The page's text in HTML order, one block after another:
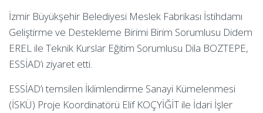
İzmir Büyükşehir Belediyesi Meslek Fabrikası İstihdamı
Geliştirme ve Destekleme Birimi Birim Sorumlusu Didem
EREL ile Teknik Kurslar Eğitim Sorumlusu Dila BOZTEPE,
ESSİAD’ı ziyaret etti.
ESSİAD’ı temsilen İklimlendirme Sanayi Kümelenmesi
(İSKÜ) Proje Koordinatörü Elif KOÇYİĞİT ile İdari İşler